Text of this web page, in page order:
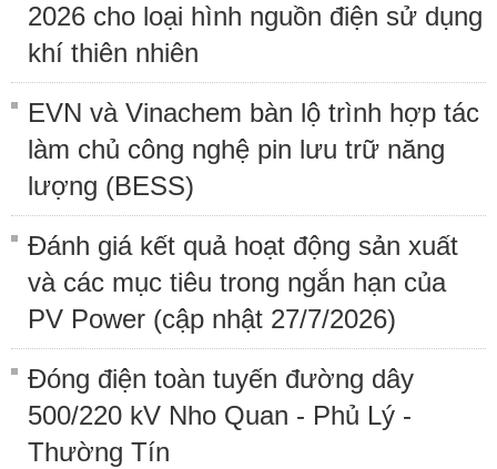
2026 cho loại hình nguồn điện sử dụng
khí thiên nhiên
EVN và Vinachem bàn lộ trình hợp tác
làm chủ công nghệ pin lưu trữ năng
lượng (BESS)
Đánh giá kết quả hoạt động sản xuất
và các mục tiêu trong ngắn hạn của
PV Power (cập nhật 27/7/2026)
Đóng điện toàn tuyến đường dây
500/220 kV Nho Quan - Phủ Lý -
Thường Tín